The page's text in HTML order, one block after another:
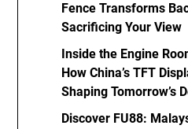
Fence Transforms
Sacrificing Your View
Inside the Engine
How China’s TFT
Shaping Tomorrow’s
Discover FU88: